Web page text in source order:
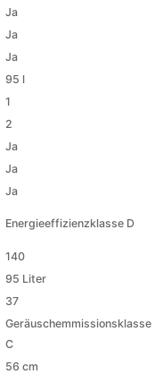
Ja
Ja
Ja
95 l
1
2
Ja
Ja
Ja
Energieeffizienzklasse D
140
95 Liter
37
Geräuschemmissionsklasse
C
56 cm